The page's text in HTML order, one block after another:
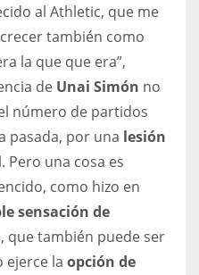
al Athletic, que me
también como
la que que era”,
de Unai Simón no
número de partidos
pasada, por una lesión
Pero una cosa es
como hizo en
sensación de
, que también puede ser
ejerce la opción de